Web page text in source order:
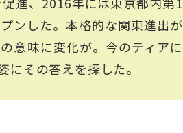
ンした。本格的な関東進出が
意味に変化が。今のティアに
その答えを探した。